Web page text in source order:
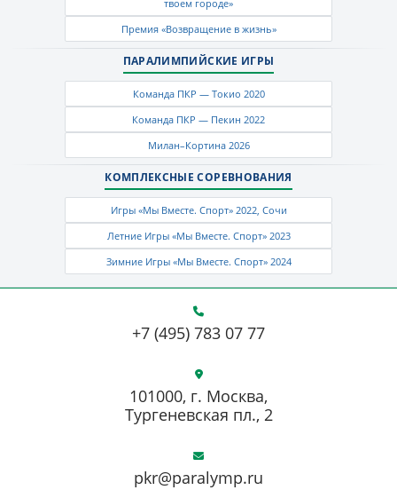
твоем городе»
Премия «Возвращение в жизнь»
ПАРАЛИМПИЙСКИЕ ИГРЫ
Команда ПКР — Токио 2020
Команда ПКР — Пекин 2022
Милан–Кортина 2026
КОМПЛЕКСНЫЕ СОРЕВНОВАНИЯ
Игры «Мы Вместе. Спорт» 2022, Сочи
Летние Игры «Мы Вместе. Спорт» 2023
Зимние Игры «Мы Вместе. Спорт» 2024
+7 (495) 783 07 77
pkr@paralymp.ru
101000, г. Москва,
Тургеневская пл., 2